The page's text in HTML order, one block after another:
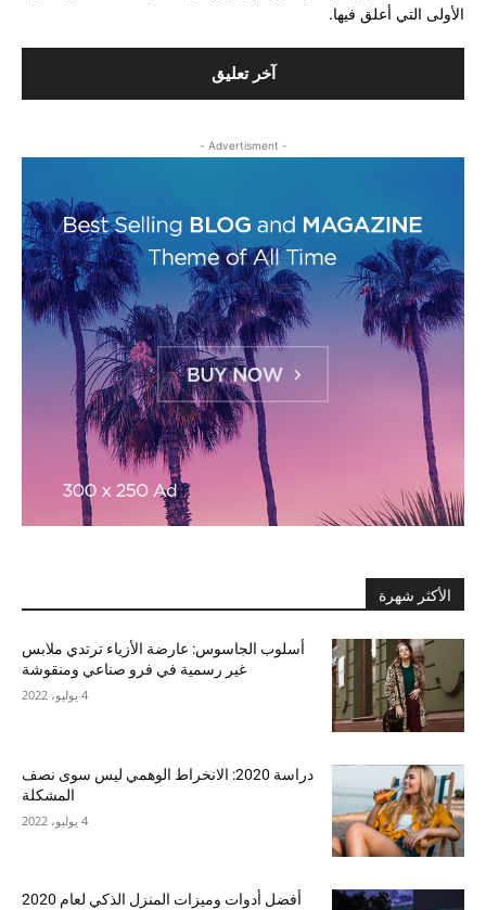
الأولى التي أعلق فيها.
- Advertisment -
الأكثر شهرة
أسلوب الجاسوس: عارضة الأزياء ترتدي ملابس
غير رسمية في فرو صناعي ومنقوشة
4 يوليو، 2022
دراسة 2020: الانخراط الوهمي ليس سوى نصف
المشكلة
4 يوليو، 2022
أفضل أدوات وميزات المنزل الذكي لعام 2020